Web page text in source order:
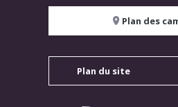
Plan des
Plan du site